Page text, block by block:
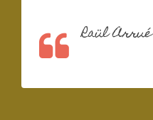
Raül Arrué